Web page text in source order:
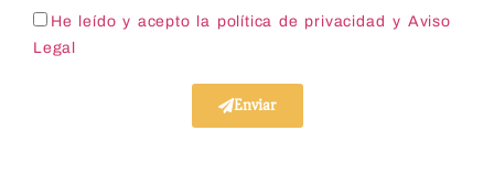
He leído y acepto la política de privacidad
y Aviso
Legal
Enviar